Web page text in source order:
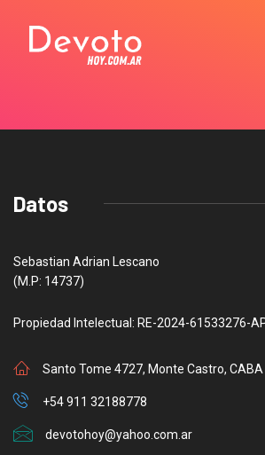
Datos
Sebastian Adrian Lescano
(M.P: 14737)
Propiedad Intelectual: RE-2024-61533276-
Santo Tome 4727, Monte Castro, CABA
+54 911 32188778
devotohoy@yahoo.com.ar